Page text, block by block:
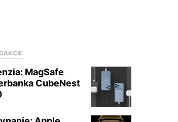
MagSafe
CubeNest